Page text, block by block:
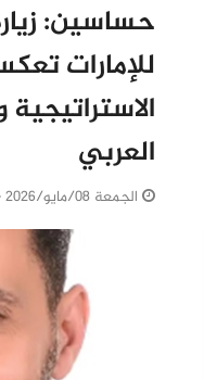
حساسين:
للإمارات
العربي
الجمعة 08/مايو/2026 - 01:07 م